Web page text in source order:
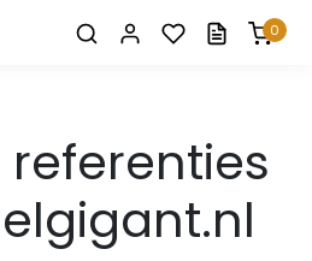
0
referenties